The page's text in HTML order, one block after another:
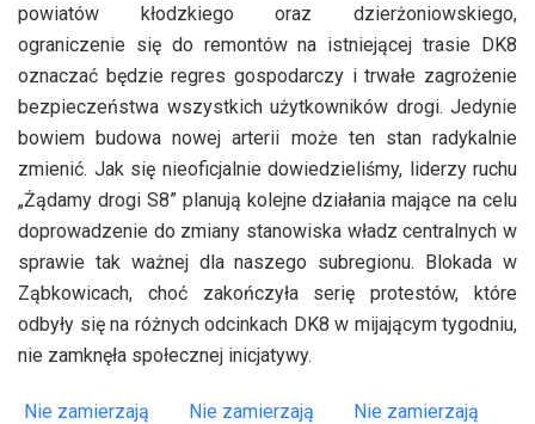
powiatów kłodzkiego oraz dzierżoniowskiego,
ograniczenie się do remontów na istniejącej trasie DK8
oznaczać będzie regres gospodarczy i trwałe zagrożenie
bezpieczeństwa wszystkich użytkowników drogi. Jedynie
bowiem budowa nowej arterii może ten stan radykalnie
zmienić. Jak się nieoficjalnie dowiedzieliśmy, liderzy ruchu
„Żądamy drogi S8” planują kolejne działania mające na celu
doprowadzenie do zmiany stanowiska władz centralnych w
sprawie tak ważnej dla naszego subregionu. Blokada w
Ząbkowicach, choć zakończyła serię protestów, które
odbyły się na różnych odcinkach DK8 w mijającym tygodniu,
nie zamknęła społecznej inicjatywy.
Nie zamierzają
Nie zamierzają
Nie zamierzają